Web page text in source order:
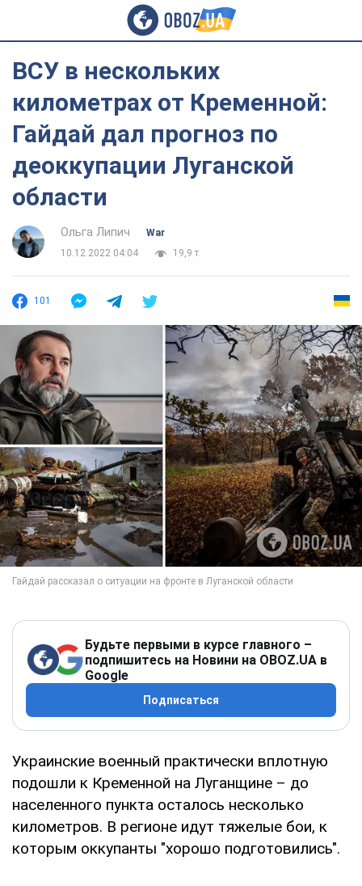
ВСУ в нескольких
километрах от Кременной:
Гайдай дал прогноз по
деоккупации Луганской
области
Ольга Липич
War
10.12.2022 04:04
19,9 т.
101
Будьте первыми в курсе главного –
подпишитесь на Новини на OBOZ.UA в
Google
Подписаться
Украинские военный практически вплотную
подошли к Кременной на Луганщине – до
населенного пункта осталось несколько
километров. В регионе идут тяжелые бои, к
которым оккупанты "хорошо подготовились".